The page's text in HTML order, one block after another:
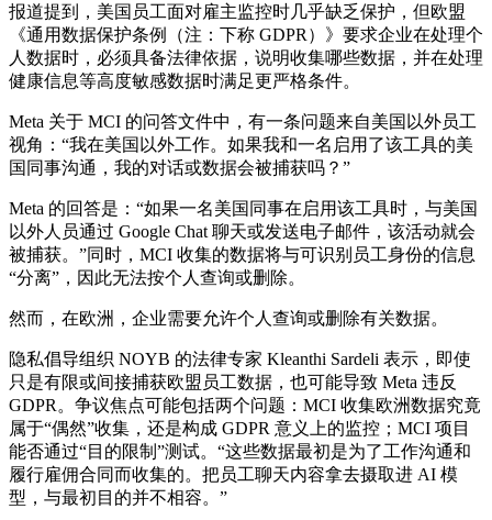
报道提到，美国员工面对雇主监控时几乎缺乏保护，但欧盟
《通用数据保护条例（注：下称 GDPR）》要求企业在处理个
人数据时，必须具备法律依据，说明收集哪些数据，并在处理
健康信息等高度敏感数据时满足更严格条件。
Meta 关于 MCI 的问答文件中，有一条问题来自美国以外员工
视角：“我在美国以外工作。如果我和一名启用了该工具的美
国同事沟通，我的对话或数据会被捕获吗？”
Meta 的回答是：“如果一名美国同事在启用该工具时，与美国
以外人员通过 Google Chat 聊天或发送电子邮件，该活动就会
被捕获。”同时，MCI 收集的数据将与可识别员工身份的信息
“分离”，因此无法按个人查询或删除。
然而，在欧洲，企业需要允许个人查询或删除有关数据。
隐私倡导组织 NOYB 的法律专家 Kleanthi Sardeli 表示，即使
只是有限或间接捕获欧盟员工数据，也可能导致 Meta 违反
GDPR。争议焦点可能包括两个问题：MCI 收集欧洲数据究竟
属于“偶然”收集，还是构成 GDPR 意义上的监控；MCI 项目
能否通过“目的限制”测试。“这些数据最初是为了工作沟通和
履行雇佣合同而收集的。把员工聊天内容拿去摄取进 AI 模
型，与最初目的并不相容。”